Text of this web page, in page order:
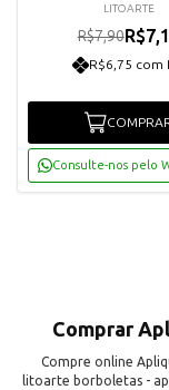
LITOARTE
R$7,90
R$6,75 com
Consulte-nos pelo
Comprar
Compre online
litoarte borboletas -